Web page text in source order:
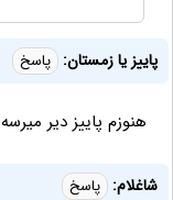
پاییز یا زمستان: پاسخ
هنوزم پاییز دیر
شاغلام: پاسخ